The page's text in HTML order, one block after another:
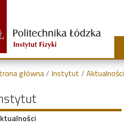
główna Instytut Aktualności